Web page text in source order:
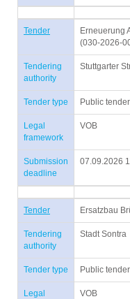
Tender
Erneuerung
(030-2026-
Tendering
authority
Stuttgarter
Tender type Public tender
Legal
framework
VOB
Submission
deadline
07.09.2026
Tender Ersatzbau
Tendering
authority
Stadt Sontra
Tender type Public tender
Legal
VOB